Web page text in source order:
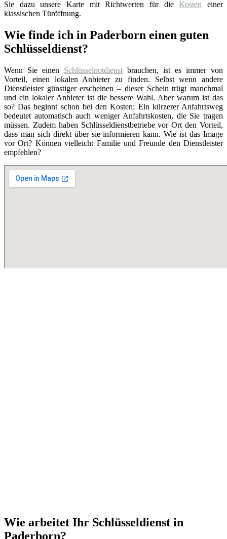
Sie dazu unsere Karte mit Richtwerten für dieKosten einer
klassischen Türöffnung.
Wie finde ich in Paderborn einen guten
Schlüsseldienst?
Wenn Sie einen Schlüsselnotdienst brauchen, ist es immer von
Vorteil, einen lokalen Anbieter zu finden. Selbst wenn andere
Dienstleister günstiger erscheinen – dieser Schein trügt manchmal
und ein lokaler Anbieter ist die bessere Wahl. Aber warum ist das
so? Das beginnt schon bei den Kosten: Ein kürzerer Anfahrtsweg
bedeutet automatisch auch weniger Anfahrtskosten, die Sie tragen
müssen. Zudem haben Schlüsseldienstbetriebe vor Ort den Vorteil,
dass man sich direkt über sie informieren kann. Wie ist das Image
vor Ort? Können vielleicht Familie und Freunde den Dienstleister
empfehlen?
Wie arbeitet Ihr Schlüsseldienst in
Paderborn?